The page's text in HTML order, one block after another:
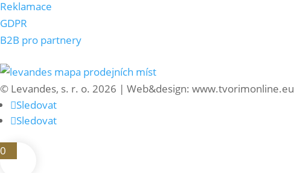
Reklamace
GDPR
B2B pro partnery
© Levandes, s. r. o. 2026 | Web&design: www.tvorimonline.eu
Sledovat
Sledovat
0